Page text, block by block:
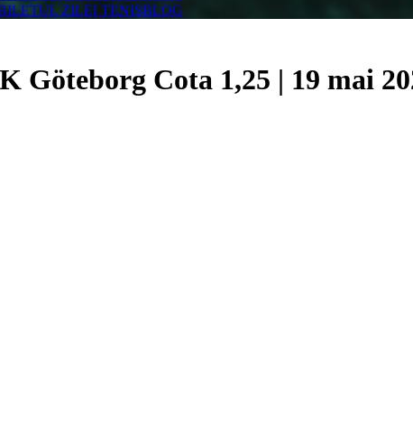
ZILEI TENISBLOG
Cota 1,25 | 19 mai